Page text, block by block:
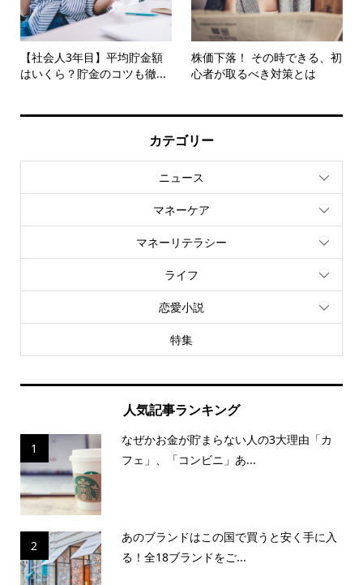
【社会人3年目】平均貯金額
はいくら？貯金のコツも徹...
株価下落！ その時できる、初
心者が取るべき対策とは
カテゴリー
ニュース
マネーケア
マネーリテラシー
ライフ
恋愛小説
特集
人気記事ランキング
1
なぜかお金が貯まらない人の3大理由「カ
フェ」、「コンビニ」あ...
2
あのブランドはこの国で買うと安く手に入
る！全18ブランドをご...